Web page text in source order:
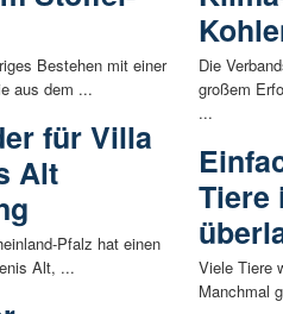
Bestehen mit einer
aus dem ...
für Villa
Alt
Pfalz hat einen
Alt, ...
Die
großem
...
Tiere
Viele Tiere
Manchmal